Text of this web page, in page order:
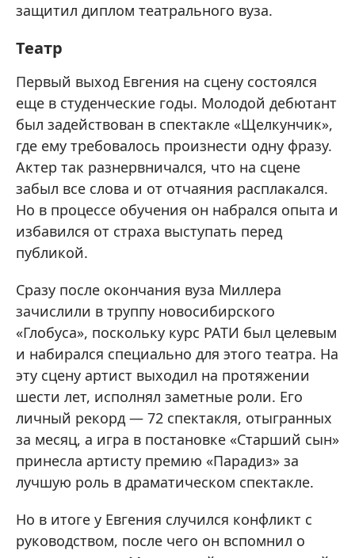
защитил диплом театрального вуза.
Театр
Первый выход Евгения на сцену состоялся
еще в студенческие годы. Молодой дебютант
был задействован в спектакле «Щелкунчик»,
где ему требовалось произнести одну фразу.
Актер так разнервничался, что на сцене
забыл все слова и от отчаяния расплакался.
Но в процессе обучения он набрался опыта и
избавился от страха выступать перед
публикой.
Сразу после окончания вуза Миллера
зачислили в труппу новосибирского
«Глобуса», поскольку курс РАТИ был целевым
и набирался специально для этого театра. На
эту сцену артист выходил на протяжении
шести лет, исполнял заметные роли. Его
личный рекорд — 72 спектакля, отыгранных
за месяц, а игра в постановке «Старший сын»
принесла артисту премию «Парадиз» за
лучшую роль в драматическом спектакле.
Но в итоге у Евгения случился конфликт с
руководством, после чего он вспомнил о